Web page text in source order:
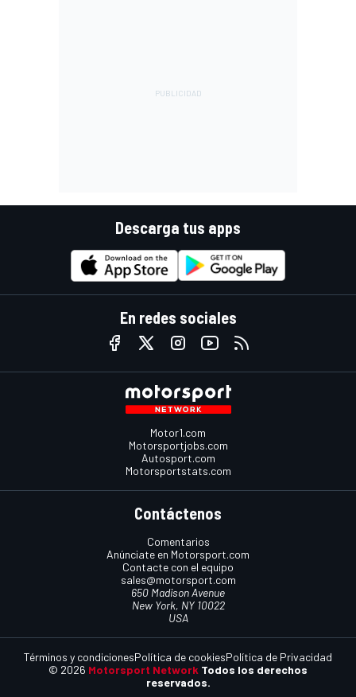
Descarga tus apps
En redes sociales
Motor1.com
Motorsportjobs.com
Autosport.com
Motorsportstats.com
Contáctenos
Comentarios
Anúnciate en Motorsport.com
Contacte con el equipo
sales@motorsport.com
650 Madison Avenue
New York, NY 10022
USA
© 2026 Motorsport Network Todos los derechos
reservados.
Términos y condicionesPolítica de cookiesPolítica de Privacidad